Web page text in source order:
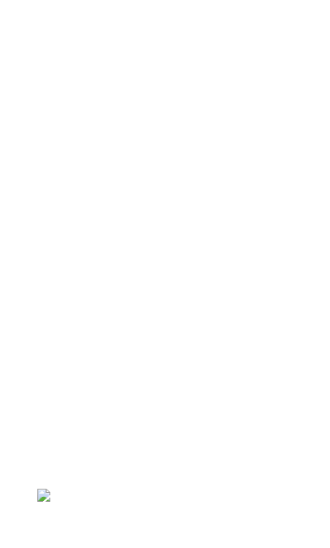
Bapas Yogyakarta dan PN Sleman Perkuat Koordinasi